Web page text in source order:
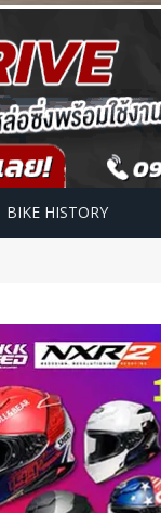
BIKE HISTORY